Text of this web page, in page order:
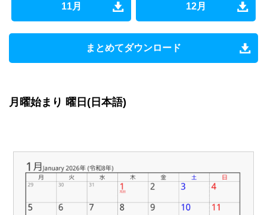
11月 12月
まとめてダウンロード
月曜始まり 曜日(日本語)